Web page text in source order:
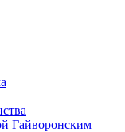
Гайворонским